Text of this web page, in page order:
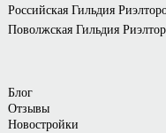
Российская Гильдия
Поволжская Гильдия
Блог
Отзывы
Новостройки